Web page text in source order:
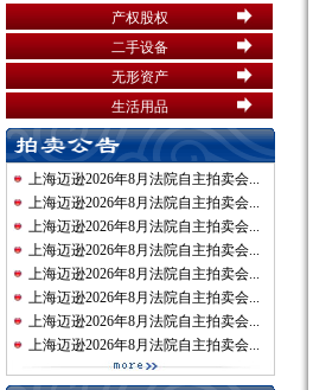
产权股权
二手设备
无形资产
生活用品
上海迈逊2026年8月法院自主拍卖会...
上海迈逊2026年8月法院自主拍卖会...
上海迈逊2026年8月法院自主拍卖会...
上海迈逊2026年8月法院自主拍卖会...
上海迈逊2026年8月法院自主拍卖会...
上海迈逊2026年8月法院自主拍卖会...
上海迈逊2026年8月法院自主拍卖会...
上海迈逊2026年8月法院自主拍卖会...